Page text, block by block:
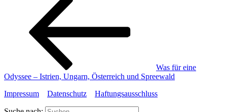
Was für eine
Odyssee – Istrien, Ungarn, Österreich und Spreewald
Impressum
Datenschutz Haftungsausschluss